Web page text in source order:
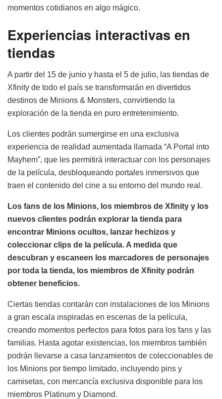
momentos cotidianos en algo mágico.
Experiencias interactivas en
tiendas
A partir del 15 de junio y hasta el 5 de julio, las tiendas de
Xfinity de todo el país se transformarán en divertidos
destinos de Minions & Monsters, convirtiendo la
exploración de la tienda en puro entretenimiento.
Los clientes podrán sumergirse en una exclusiva
experiencia de realidad aumentada llamada “A Portal into
Mayhem”, que les permitirá interactuar con los personajes
de la película, desbloqueando portales inmersivos que
traen el contenido del cine a su entorno del mundo real.
Los fans de los Minions, los miembros de Xfinity y los
nuevos clientes podrán explorar la tienda para
encontrar Minions ocultos, lanzar hechizos y
coleccionar clips de la película. A medida que
descubran y escaneen los marcadores de personajes
por toda la tienda, los miembros de Xfinity podrán
obtener beneficios.
Ciertas tiendas contarán con instalaciones de los Minions
a gran escala inspiradas en escenas de la película,
creando momentos perfectos para fotos para los fans y las
familias. Hasta agotar existencias, los miembros también
podrán llevarse a casa lanzamientos de coleccionables de
los Minions por tiempo limitado, incluyendo pins y
camisetas, con mercancía exclusiva disponible para los
miembros Platinum y Diamond.